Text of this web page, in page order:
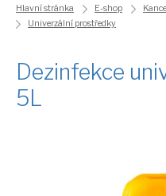
Hlavní stránka E-shop
Univerzální prostředky
Dezinfekce
5L